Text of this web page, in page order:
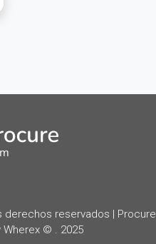
derechos reservados | Procure
Wherex © . 2025